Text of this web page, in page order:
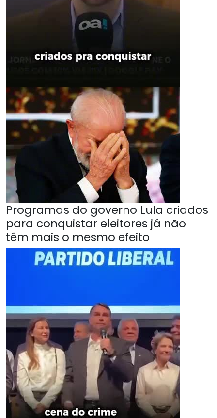
Programas do governo Lula criados
para conquistar eleitores já não
têm mais o mesmo efeito